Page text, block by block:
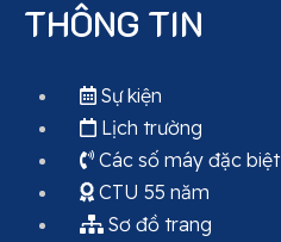
THÔNG TIN
Sự kiện
Lịch trường
Các số máy đặc biệt
CTU 55 năm
Sơ đồ trang